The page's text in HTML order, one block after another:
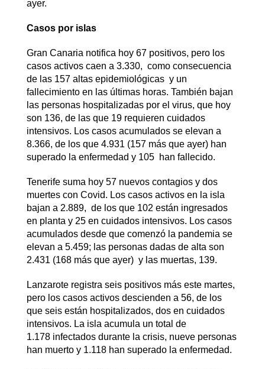
ayer.
Casos por islas
Gran Canaria notifica hoy 67 positivos, pero los
casos activos caen a 3.330, como consecuencia
de las 157 altas epidemiológicas y un
fallecimiento en las últimas horas. También bajan
las personas hospitalizadas por el virus, que hoy
son 136, de las que 19 requieren cuidados
intensivos. Los casos acumulados se elevan a
8.366, de los que 4.931 (157 más que ayer) han
superado la enfermedad y 105 han fallecido.
Tenerife suma hoy 57 nuevos contagios y dos
muertes con Covid. Los casos activos en la isla
bajan a 2.889, de los que 102 están ingresados
en planta y 25 en cuidados intensivos. Los casos
acumulados desde que comenzó la pandemia se
elevan a 5.459; las personas dadas de alta son
2.431 (168 más que ayer) y las muertas, 139.
Lanzarote registra seis positivos más este martes,
pero los casos activos descienden a 56, de los
que seis están hospitalizados, dos en cuidados
intensivos. La isla acumula un total de
1.178 infectados durante la crisis, nueve personas
han muerto y 1.118 han superado la enfermedad.